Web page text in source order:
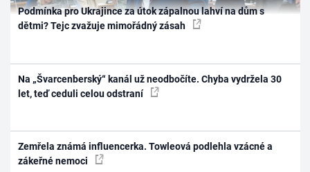
Podmínka pro Ukrajince za útok zápalnou lahví na dům s
dětmi? Tejc zvažuje mimořádný zásah
Na „Švarcenberský“ kanál už neodbočíte. Chyba vydržela 30
let, teď ceduli celou odstraní
Zemřela známá influencerka. Towleová podlehla vzácné a
zákeřné nemoci